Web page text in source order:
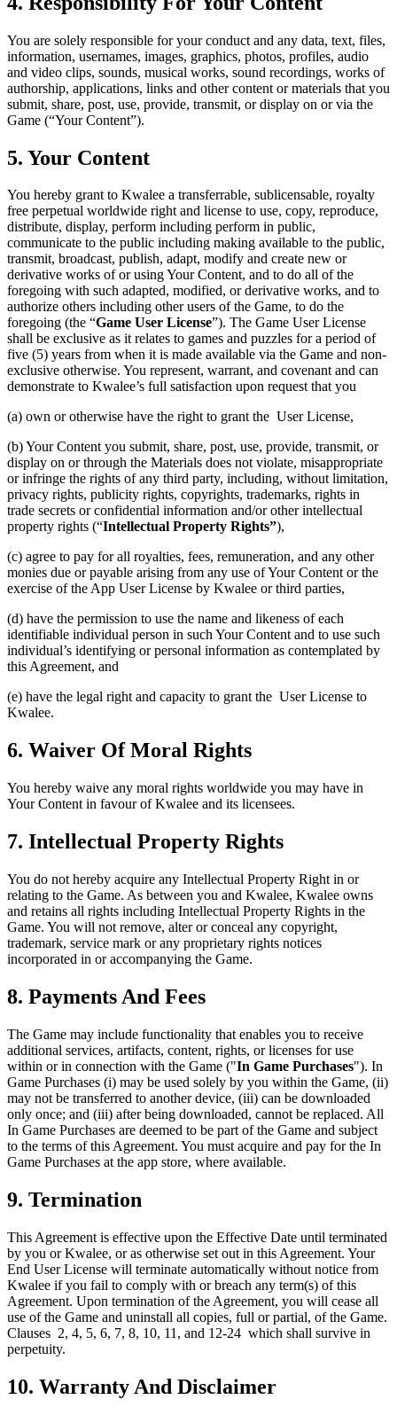
You are solely responsible for your conduct and any data, text, files,
information, usernames, images, graphics, photos, profiles, audio
and video clips, sounds, musical works, sound recordings, works of
authorship, applications, links and other content or materials that you
submit, share, post, use, provide, transmit, or display on or via the
Game (“Your Content”).
5. Your Content
You hereby grant to Kwalee a transferrable, sublicensable, royalty
free perpetual worldwide right and license to use, copy, reproduce,
distribute, display, perform including perform in public,
communicate to the public including making available to the public,
transmit, broadcast, publish, adapt, modify and create new or
derivative works of or using Your Content, and to do all of the
foregoing with such adapted, modified, or derivative works, and to
authorize others including other users of the Game, to do the
foregoing (the “Game User License”). The Game User License
shall be exclusive as it relates to games and puzzles for a period of
five (5) years from when it is made available via the Game and non-
exclusive otherwise. You represent, warrant, and covenant and can
demonstrate to Kwalee’s full satisfaction upon request that you
(a) own or otherwise have the right to grant the User License,
(b) Your Content you submit, share, post, use, provide, transmit, or
display on or through the Materials does not violate, misappropriate
or infringe the rights of any third party, including, without limitation,
privacy rights, publicity rights, copyrights, trademarks, rights in
trade secrets or confidential information and/or other intellectual
property rights (“Intellectual Property Rights”),
(c) agree to pay for all royalties, fees, remuneration, and any other
monies due or payable arising from any use of Your Content or the
exercise of the App User License by Kwalee or third parties,
(d) have the permission to use the name and likeness of each
identifiable individual person in such Your Content and to use such
individual’s identifying or personal information as contemplated by
this Agreement, and
(e) have the legal right and capacity to grant the User License to
Kwalee.
6. Waiver Of Moral Rights
You hereby waive any moral rights worldwide you may have in
Your Content in favour of Kwalee and its licensees.
7. Intellectual Property Rights
You do not hereby acquire any Intellectual Property Right in or
relating to the Game. As between you and Kwalee, Kwalee owns
and retains all rights including Intellectual Property Rights in the
Game. You will not remove, alter or conceal any copyright,
trademark, service mark or any proprietary rights notices
incorporated in or accompanying the Game.
8. Payments And Fees
The Game may include functionality that enables you to receive
additional services, artifacts, content, rights, or licenses for use
within or in connection with the Game ("In Game Purchases"). In
Game Purchases (i) may be used solely by you within the Game, (ii)
may not be transferred to another device, (iii) can be downloaded
only once; and (iii) after being downloaded, cannot be replaced. All
In Game Purchases are deemed to be part of the Game and subject
to the terms of this Agreement. You must acquire and pay for the In
Game Purchases at the app store, where available.
9. Termination
This Agreement is effective upon the Effective Date until terminated
by you or Kwalee, or as otherwise set out in this Agreement. Your
End User License will terminate automatically without notice from
Kwalee if you fail to comply with or breach any term(s) of this
Agreement. Upon termination of the Agreement, you will cease all
use of the Game and uninstall all copies, full or partial, of the Game.
Clauses 2, 4, 5, 6, 7, 8, 10, 11, and 12-24 which shall survive in
perpetuity.
10. Warranty And Disclaimer